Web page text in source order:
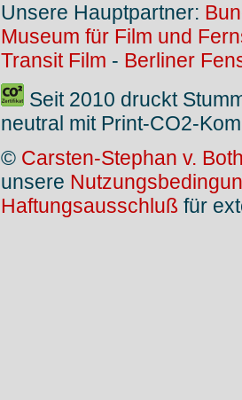
Unsere Hauptpartner:
Museum für Film und
Transit Film - Berliner
Seit 2010 druckt
neutral mit Print-CO2-
© Carsten-Stephan v.
unsere
Haftungsausschluß für